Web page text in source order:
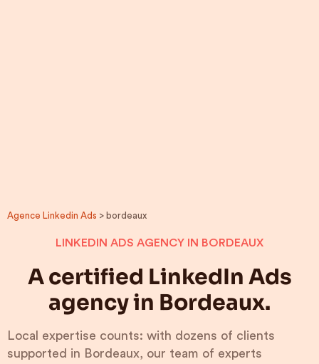
Agence Linkedin Ads > bordeaux
LINKEDIN ADS AGENCY IN BORDEAUX
A certified LinkedIn Ads
agency in Bordeaux.
Local expertise counts: with dozens of clients
supported in Bordeaux, our team of experts